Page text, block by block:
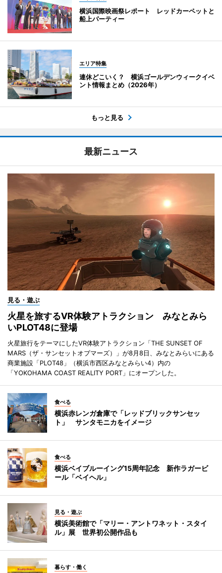
横浜国際映画祭レポート レッドカーペットと
船上パーティー
エリア特集
連休どこいく？ 横浜ゴールデンウィークイベ
ント情報まとめ（2026年）
もっと見る
最新ニュース
見る・遊ぶ
火星を旅するVR体験アトラクション みなとみら
いPLOT48に登場
火星旅行をテーマにしたVR体験アトラクション「THE SUNSET OF
MARS（ザ・サンセットオブマーズ）」が8月8日、みなとみらいにある
商業施設「PLOT48」（横浜市西区みなとみらい4）内の
「YOKOHAMA COAST REALITY PORT」にオープンした。
食べる
横浜赤レンガ倉庫で「レッドブリックサンセッ
ト」 サンタモニカをイメージ
食べる
横浜ベイブルーイング15周年記念 新作ラガービ
ール「ベイヘル」
見る・遊ぶ
横浜美術館で「マリー・アントワネット・スタイ
ル」展 世界初公開作品も
暮らす・働く